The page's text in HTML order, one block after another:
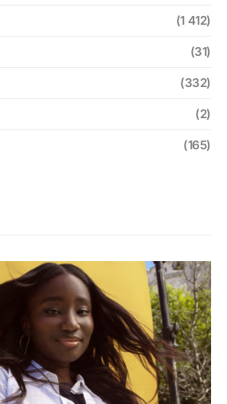
(1 412)
(31)
(332)
(2)
(165)